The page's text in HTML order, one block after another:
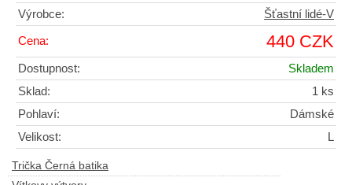
Výrobce:
Šťastní lidé-V
Cena: 440 CZK
Dostupnost:
Skladem
Sklad:
1 ks
Pohlaví:
Dámské
Velikost:
L
Trička Černá batika